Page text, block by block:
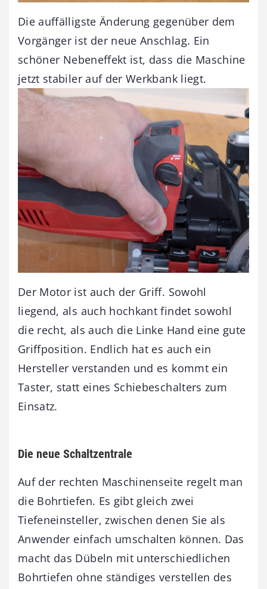
Die auffälligste Änderung gegenüber dem
Vorgänger ist der neue Anschlag. Ein
schöner Nebeneffekt ist, dass die Maschine
jetzt stabiler auf der Werkbank liegt.
Der Motor ist auch der Griff. Sowohl
liegend, als auch hochkant findet sowohl
die recht, als auch die Linke Hand eine gute
Griffposition. Endlich hat es auch ein
Hersteller verstanden und es kommt ein
Taster, statt eines Schiebeschalters zum
Einsatz.
Die neue Schaltzentrale
Auf der rechten Maschinenseite regelt man
die Bohrtiefen. Es gibt gleich zwei
Tiefeneinsteller, zwischen denen Sie als
Anwender einfach umschalten können. Das
macht das Dübeln mit unterschiedlichen
Bohrtiefen ohne ständiges verstellen des